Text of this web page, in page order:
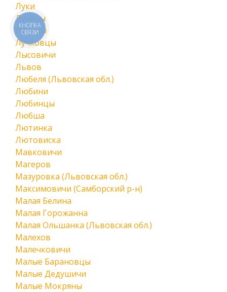
Луки
Лучаны
Лучицы
Лучковцы
Лысовичи
Львов
Любеля (Львовская обл.)
Любини
Любинцы
Любша
Лютинка
Лютовиска
Мавковичи
Магеров
Мазуровка (Львовская обл.)
Максимовичи (Самборский р-н)
Малая Белина
Малая Горожанна
Малая Ольшанка (Львовская обл.)
Малехов
Малечковичи
Малые Барановцы
Малые Дедушичи
Малые Мокряны
КНОПКА
СВЯЗИ